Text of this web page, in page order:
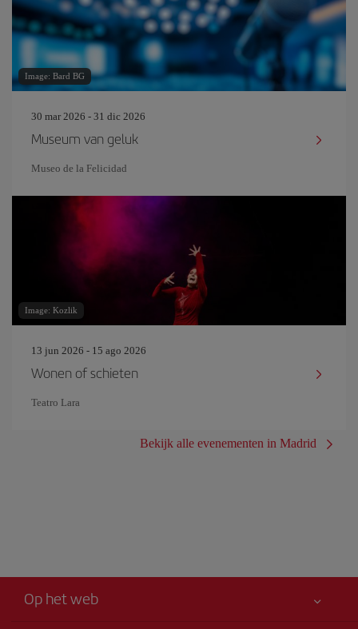
Image: Bard BG
30 mar 2026 - 31 dic 2026
Museum van geluk
Museo de la Felicidad
Image: Kozlik
13 jun 2026 - 15 ago 2026
Wonen of schieten
Teatro Lara
Bekijk alle evenementen in Madrid
Op het web